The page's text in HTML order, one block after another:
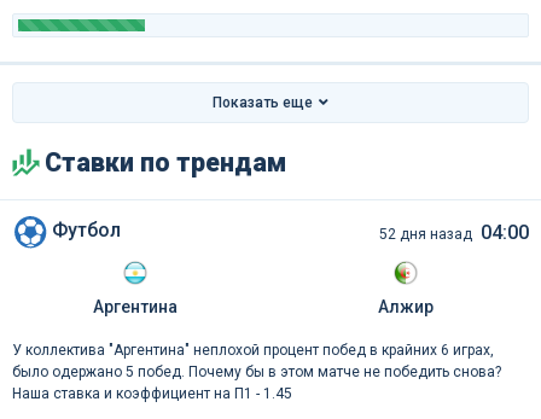
Показать еще
Ставки по трендам
Футбол 52 дня назад 04:00
Аргентина Алжир
У коллектива "Аргентина" неплохой процент побед в крайних 6 играх,
было одержано 5 побед. Почему бы в этом матче не победить снова?
Наша ставка и коэффициент на П1 - 1.45